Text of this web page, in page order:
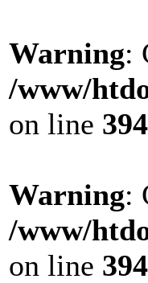
Warning:
/www/
on line 394
Warning:
/www/
on line 394